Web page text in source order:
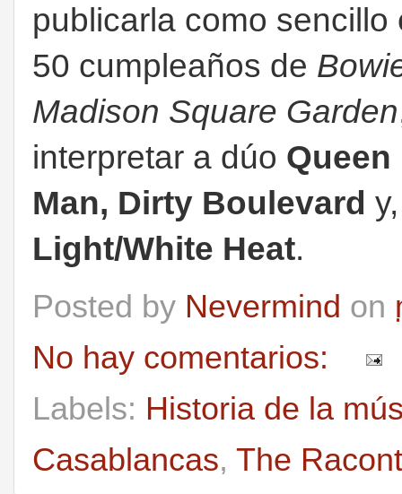
publicarla como
50 cumpleaños de
Madison Square Garden
interpretar a dúo
Man, Dirty Boulevard
Light/White Heat.
Posted by Nevermind on
No hay comentarios:
Labels: Historia de la
Casablancas, The